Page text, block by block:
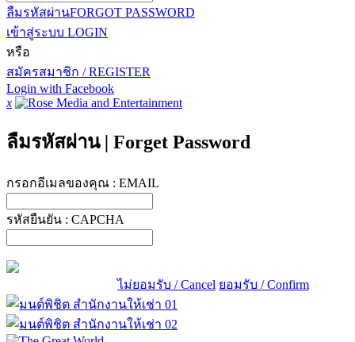
ลืมรหัสผ่านFORGOT PASSWORD
เข้าสู่ระบบ LOGIN
หรือ
สมัครสมาชิก / REGISTER
Login with Facebook
x
ลืมรหัสผ่าน | Forget Password
กรอกอีเมลของคุณ : EMAIL
รหัสยืนยัน : CAPCHA
ไม่ยอมรับ / Cancel ยอมรับ / Confirm